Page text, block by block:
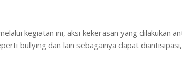
kegiatan ini, aksi kekerasan yang dilakukan
bullying dan lain sebagainya dapat